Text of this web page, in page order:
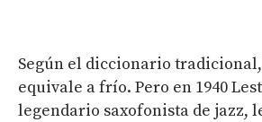
Según el diccionario
equivale a frío. Pero en 1940
legendario saxofonista de jazz,